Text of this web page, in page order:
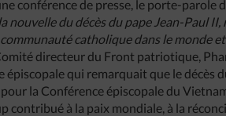
conférence de presse, le porte-parole
nouvelle du décès du pape Jean-Paul
catholique dans le monde
directeur du Front patriotique,
épiscopale qui remarquait que le décès
la Conférence épiscopale du
à la paix mondiale, à la